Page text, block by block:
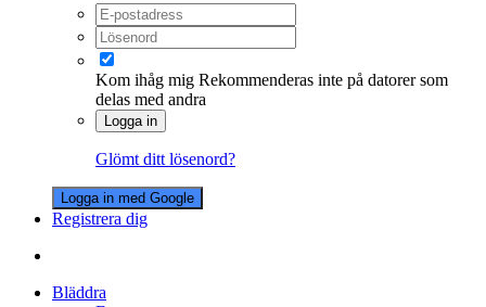
Kom ihåg mig Rekommenderas inte på datorer som
delas med andra
Logga in
Glömt ditt lösenord?
Logga in med Google
Registrera dig
Bläddra